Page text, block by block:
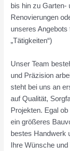
bis hin zu Garten-
Renovierungen
unseres
„Tätigkeiten“)
Unser Team
und Präzision
steht bei uns an
auf Qualität,
Projekten. Egal
ein größeres
bestes Handwerk
Ihre Wünsche